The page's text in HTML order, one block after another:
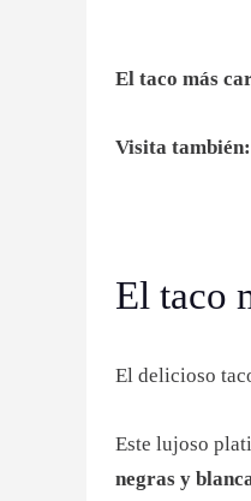
El taco más
Visita también:
El taco
El delicioso
Este lujoso
negras y